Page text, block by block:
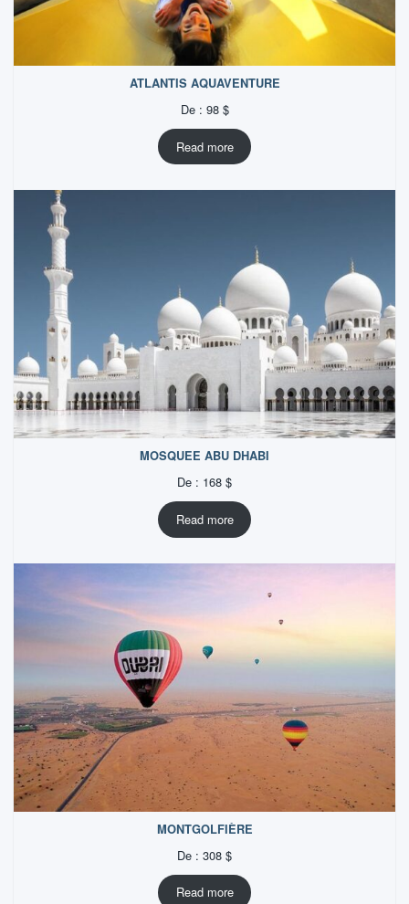
ATLANTIS AQUAVENTURE
De : 98 $
Read more
MOSQUEE ABU DHABI
De : 168 $
Read more
MONTGOLFIÈRE
De : 308 $
Read more